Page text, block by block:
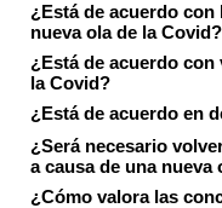
¿Está de acuerdo
nueva ola de la Covid?
¿Está de acuerdo
la Covid?
¿Está de acuerdo en
¿Será necesario
a causa de una nueva
¿Cómo valora las